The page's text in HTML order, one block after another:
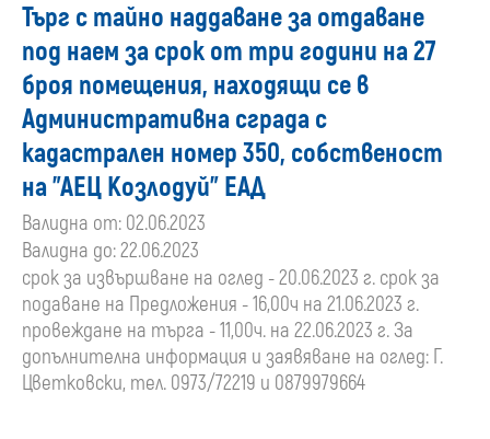
Търг с тайно наддаване за отдаване
под наем за срок от три години на 27
броя помещения, находящи се в
Административна сграда с
кадастрален номер 350, собственост
на "АЕЦ Козлодуй" ЕАД
Валидна от: 02.06.2023
Валидна до: 22.06.2023
срок за извършване на оглед - 20.06.2023 г. срок за
подаване на Предложения - 16,00ч на 21.06.2023 г.
провеждане на търга - 11,00ч. на 22.06.2023 г. За
допълнителна информация и заявяване на оглед: Г.
Цветковски, тел. 0973/72219 и 0879979664